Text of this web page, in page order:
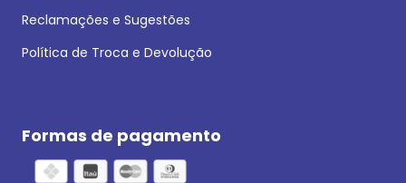
Reclamações e Sugestões
Política de Troca e Devolução
Formas de pagamento